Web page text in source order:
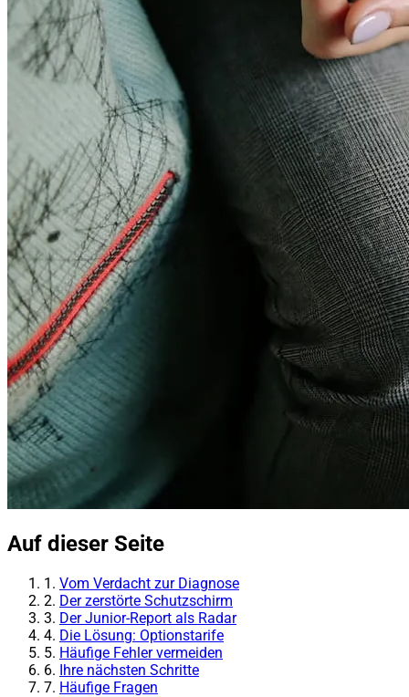
Auf dieser Seite
1. Vom Verdacht zur Diagnose
2. Der zerstörte Schutzschirm
3. Der Junior-Report als Radar
4. Die Lösung: Optionstarife
5. Häufige Fehler vermeiden
6. Ihre nächsten Schritte
7. Häufige Fragen